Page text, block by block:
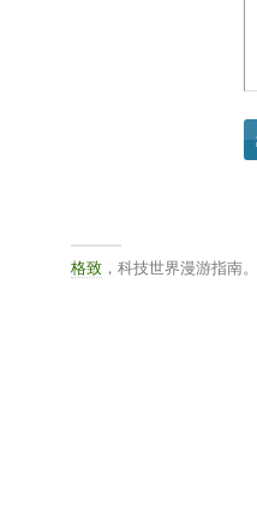
格致，科技世界漫游指南。